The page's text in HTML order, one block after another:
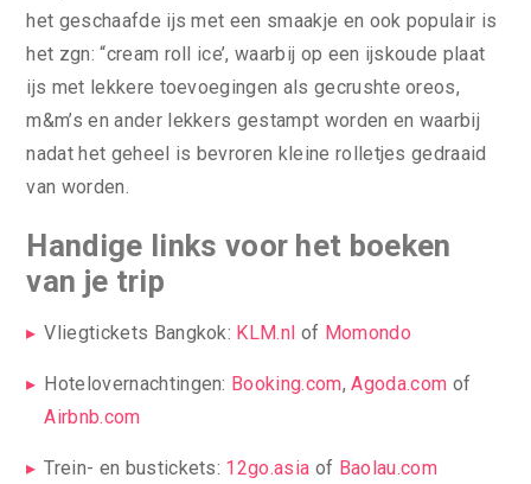
het geschaafde ijs met een smaakje en ook populair is
het zgn: “cream roll ice’, waarbij op een ijskoude plaat
ijs met lekkere toevoegingen als gecrushte oreos,
m&m’s en ander lekkers gestampt worden en waarbij
nadat het geheel is bevroren kleine rolletjes gedraaid
van worden.
Handige links voor het boeken
van je trip
Vliegtickets Bangkok: KLM.nl of Momondo
Hotelovernachtingen: Booking.com,Agoda.com of
Airbnb.com
Trein- en bustickets: 12go.asia of Baolau.com